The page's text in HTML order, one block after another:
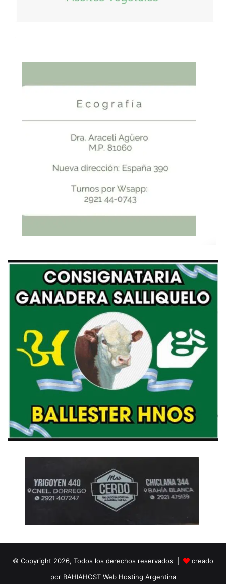
© Copyright 2026, Todos los derechos reservados |
creado
por BAHIAHOST Web Hosting Argentina